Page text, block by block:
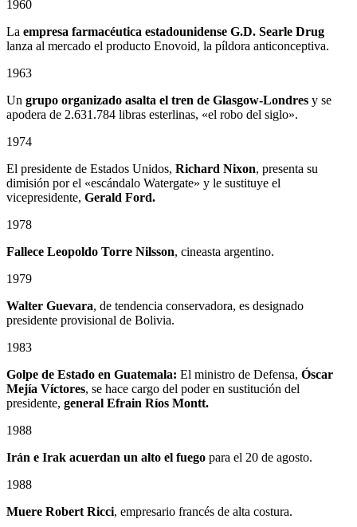
1960
La empresa farmacéutica estadounidense G.D. Searle Drug
lanza al mercado el producto Enovoid, la píldora anticonceptiva.
1963
Un grupo organizado asalta el tren de Glasgow-Londres y se
apodera de 2.631.784 libras esterlinas, «el robo del siglo».
1974
El presidente de Estados Unidos, Richard Nixon, presenta su
dimisión por el «escándalo Watergate» y le sustituye el
vicepresidente, Gerald Ford.
1978
Fallece Leopoldo Torre Nilsson, cineasta argentino.
1979
Walter Guevara, de tendencia conservadora, es designado
presidente provisional de Bolivia.
1983
Golpe de Estado en Guatemala: El ministro de Defensa, Óscar
Mejía Víctores, se hace cargo del poder en sustitución del
presidente, general Efrain Ríos Montt.
1988
Irán e Irak acuerdan un alto el fuego para el 20 de agosto.
1988
Muere Robert Ricci, empresario francés de alta costura.